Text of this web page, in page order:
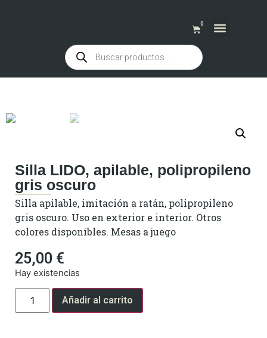
0
Silla LIDO, apilable, polipropileno
gris oscuro
Silla apilable, imitación a ratán, polipropileno
gris oscuro. Uso en exterior e interior. Otros
colores disponibles. Mesas a juego
25,00 €
Hay existencias
Añadir al carrito